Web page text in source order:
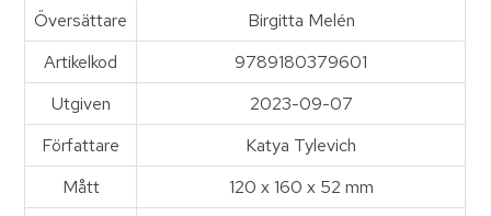
Översättare
Birgitta Melén
Artikelkod
9789180379601
Utgiven
2023-09-07
Författare
Katya Tylevich
Mått
120 x 160 x 52 mm